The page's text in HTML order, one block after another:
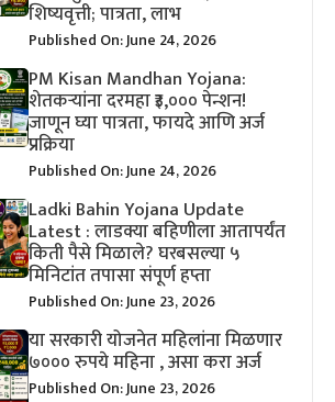
शिष्यवृत्ती; पात्रता, लाभ
Published On: June 24, 2026
PM Kisan Mandhan Yojana:
शेतकऱ्यांना दरमहा ₹३,००० पेन्शन!
जाणून घ्या पात्रता, फायदे आणि अर्ज
प्रक्रिया
Published On: June 24, 2026
Ladki Bahin Yojana Update
Latest : लाडक्या बहिणीला आतापर्यंत
किती पैसे मिळाले? घरबसल्या ५
मिनिटांत तपासा संपूर्ण हप्ता
Published On: June 23, 2026
या सरकारी योजनेत महिलांना मिळणार
७००० रुपये महिना , असा करा अर्ज
Published On: June 23, 2026